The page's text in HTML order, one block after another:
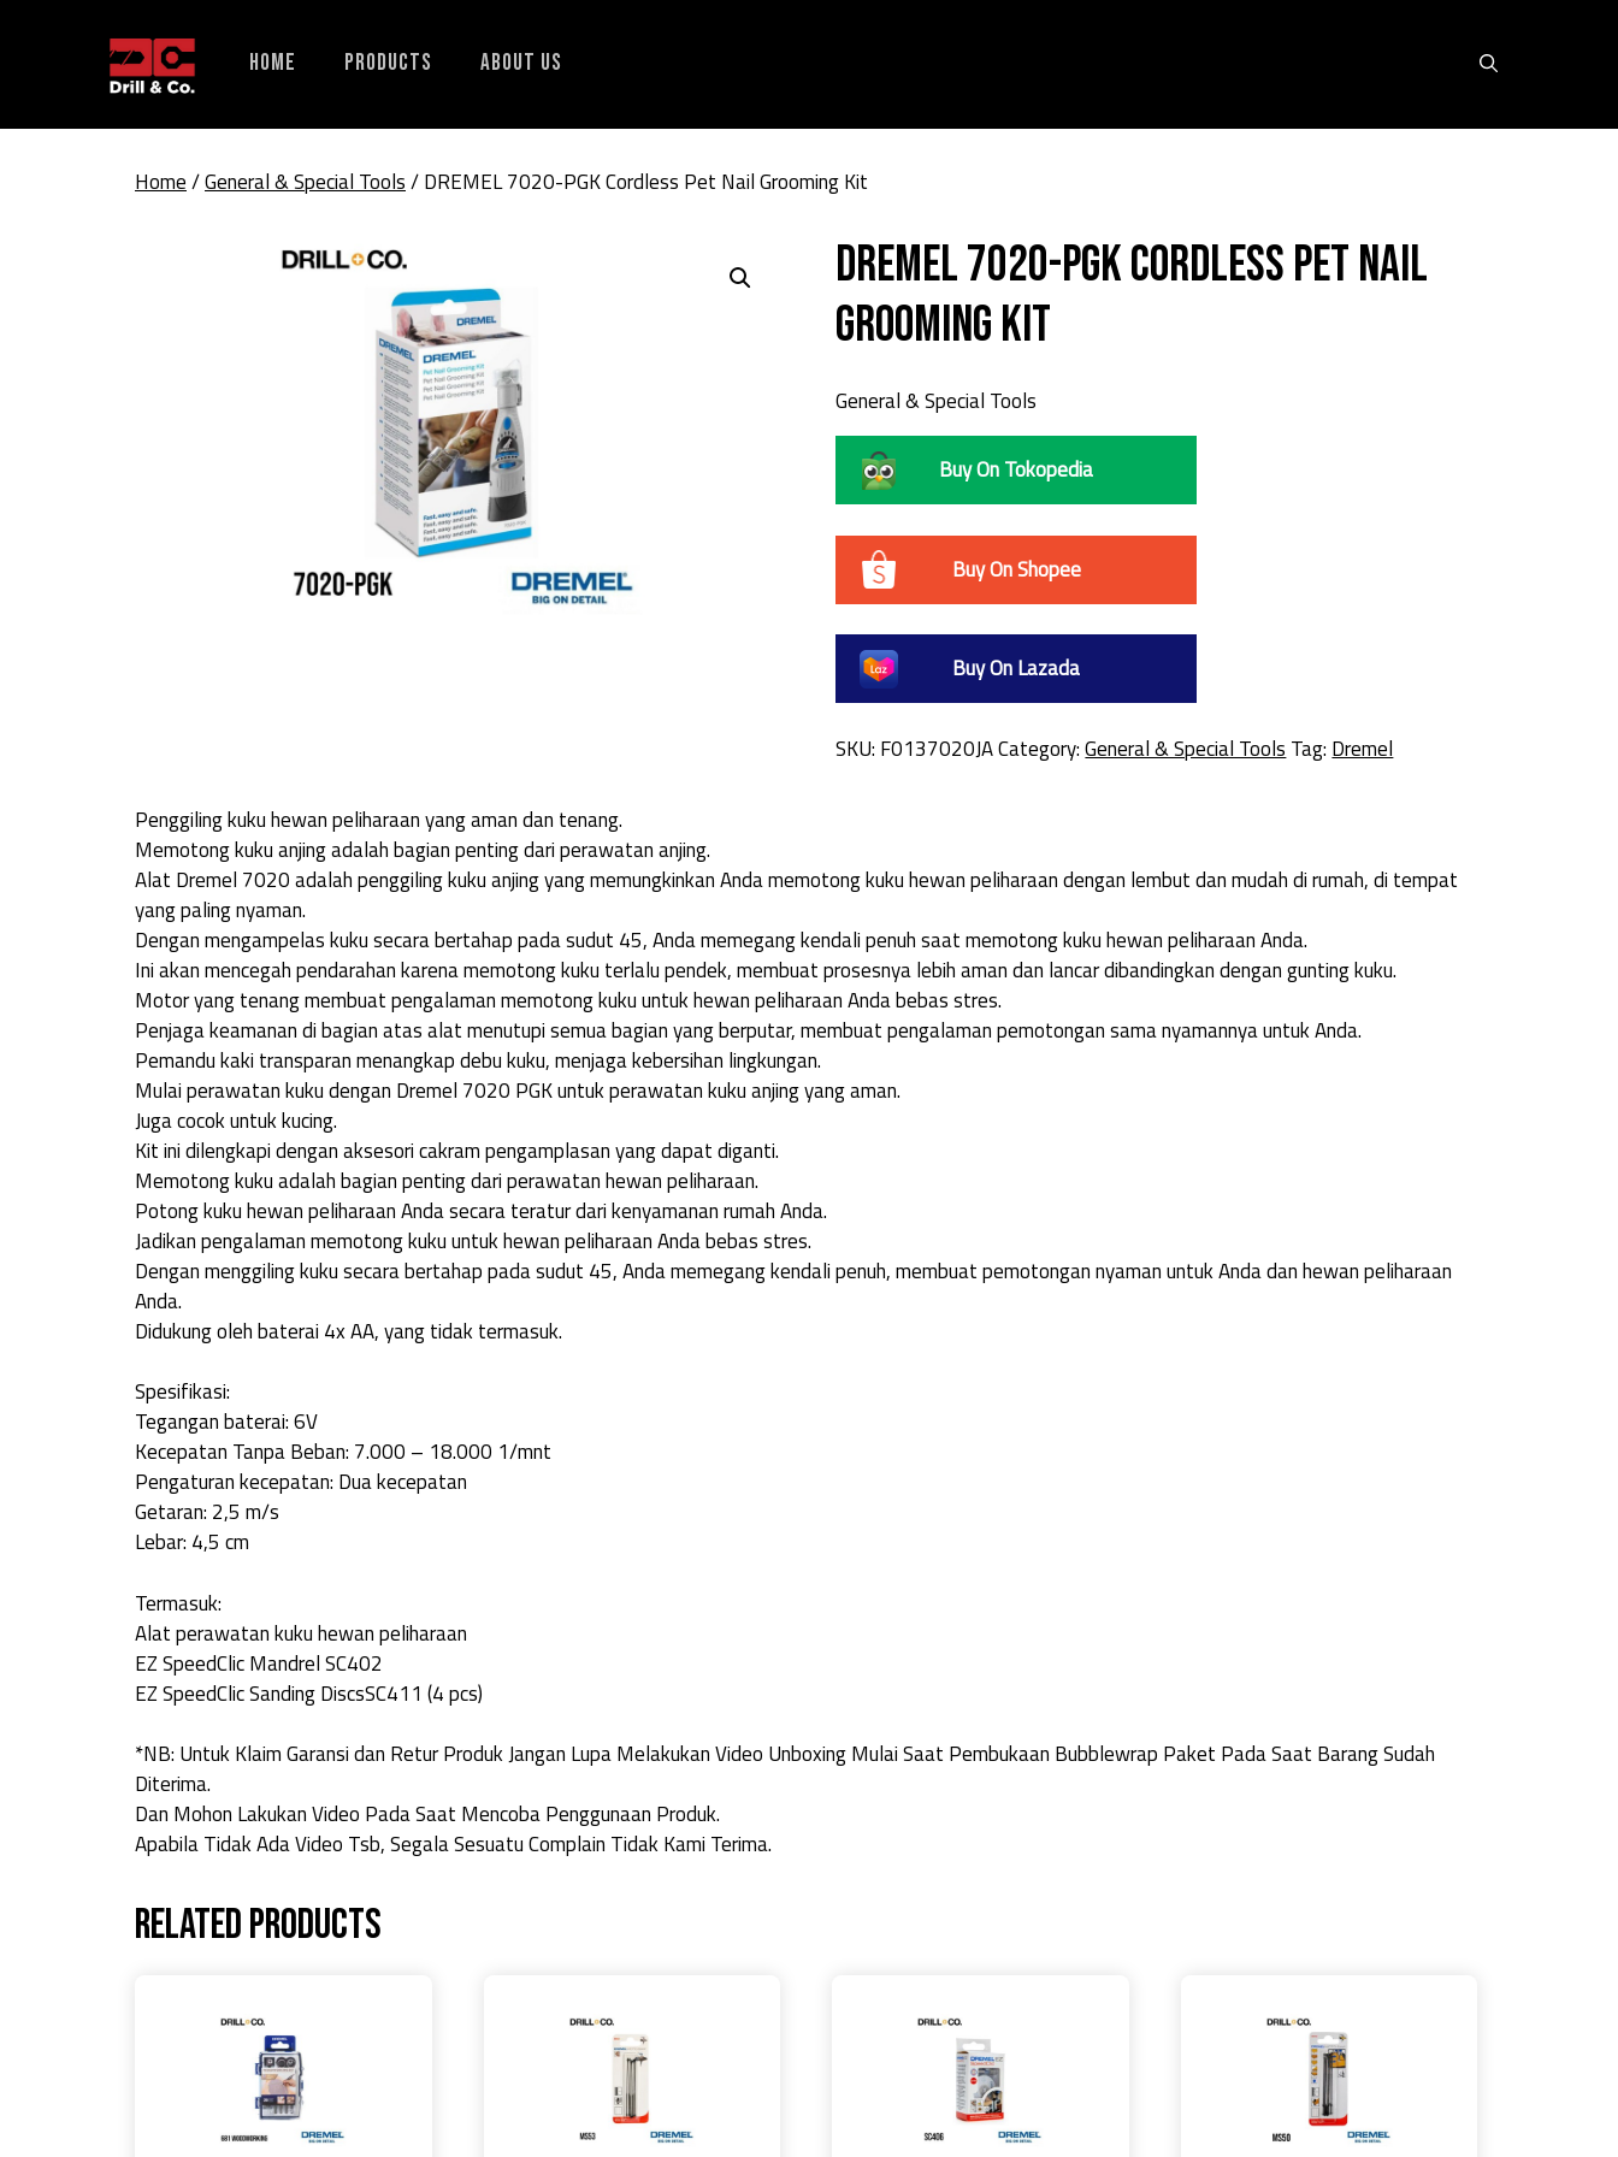
Home Products About Us
Home/General & Special Tools/ DREMEL 7020-PGK Cordless Pet Nail Grooming Kit
DREMEL 7020-PGK Cordless Pet Nail
Grooming Kit
General & Special Tools
Buy On Tokopedia
Buy On Shopee
Buy On Lazada
SKU: F0137020JACategory:General & Special Tools Tag: Dremel
Penggiling kuku hewan peliharaan yang aman dan tenang.
Memotong kuku anjing adalah bagian penting dari perawatan anjing.
Alat Dremel 7020 adalah penggiling kuku anjing yang memungkinkan Anda memotong kuku hewan peliharaan dengan lembut dan mudah di rumah, di tempat
yang paling nyaman.
Dengan mengampelas kuku secara bertahap pada sudut 45, Anda memegang kendali penuh saat memotong kuku hewan peliharaan Anda.
Ini akan mencegah pendarahan karena memotong kuku terlalu pendek, membuat prosesnya lebih aman dan lancar dibandingkan dengan gunting kuku.
Motor yang tenang membuat pengalaman memotong kuku untuk hewan peliharaan Anda bebas stres.
Penjaga keamanan di bagian atas alat menutupi semua bagian yang berputar, membuat pengalaman pemotongan sama nyamannya untuk Anda.
Pemandu kaki transparan menangkap debu kuku, menjaga kebersihan lingkungan.
Mulai perawatan kuku dengan Dremel 7020 PGK untuk perawatan kuku anjing yang aman.
Juga cocok untuk kucing.
Kit ini dilengkapi dengan aksesori cakram pengamplasan yang dapat diganti.
Memotong kuku adalah bagian penting dari perawatan hewan peliharaan.
Potong kuku hewan peliharaan Anda secara teratur dari kenyamanan rumah Anda.
Jadikan pengalaman memotong kuku untuk hewan peliharaan Anda bebas stres.
Dengan menggiling kuku secara bertahap pada sudut 45, Anda memegang kendali penuh, membuat pemotongan nyaman untuk Anda dan hewan peliharaan
Anda.
Didukung oleh baterai 4x AA, yang tidak termasuk.
Spesifikasi:
Tegangan baterai: 6V
Kecepatan Tanpa Beban: 7.000 – 18.000 1/mnt
Pengaturan kecepatan: Dua kecepatan
Getaran: 2,5 m/s
Lebar: 4,5 cm
Termasuk:
Alat perawatan kuku hewan peliharaan
EZ SpeedClic Mandrel SC402
EZ SpeedClic Sanding DiscsSC411 (4 pcs)
*NB: Untuk Klaim Garansi dan Retur Produk Jangan Lupa Melakukan Video Unboxing Mulai Saat Pembukaan Bubblewrap Paket Pada Saat Barang Sudah
Diterima.
Dan Mohon Lakukan Video Pada Saat Mencoba Penggunaan Produk.
Apabila Tidak Ada Video Tsb, Segala Sesuatu Complain Tidak Kami Terima.
Related products